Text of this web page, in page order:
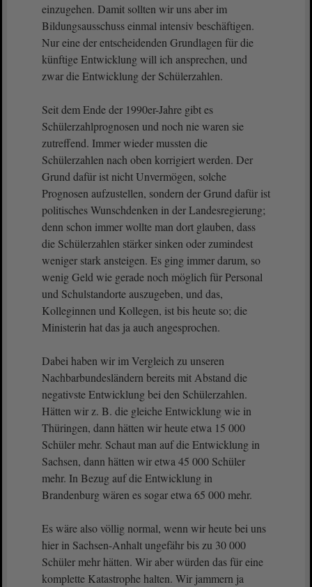
einzugehen. Damit sollten wir uns aber im
Bildungsausschuss einmal intensiv beschäftigen.
Nur eine der entscheidenden Grundlagen für die
künftige Entwicklung will ich ansprechen, und
zwar die Entwicklung der Schülerzahlen.
Seit dem Ende der 1990er-Jahre gibt es
Schülerzahlprognosen und noch nie waren sie
zutreffend. Immer wieder mussten die
Schülerzahlen nach oben korrigiert werden. Der
Grund dafür ist nicht Unvermögen, solche
Prognosen aufzustellen, sondern der Grund dafür ist
politisches Wunschdenken in der Landesregierung;
denn schon immer wollte man dort glauben, dass
die Schülerzahlen stärker sinken oder zumindest
weniger stark ansteigen. Es ging immer darum, so
wenig Geld wie gerade noch möglich für Personal
und Schulstandorte auszugeben, und das,
Kolleginnen und Kollegen, ist bis heute so; die
Ministerin hat das ja auch angesprochen.
Dabei haben wir im Vergleich zu unseren
Nachbarbundesländern bereits mit Abstand die
negativste Entwicklung bei den Schülerzahlen.
Hätten wir z. B. die gleiche Entwicklung wie in
Thüringen, dann hätten wir heute etwa 15 000
Schüler mehr. Schaut man auf die Entwicklung in
Sachsen, dann hätten wir etwa 45 000 Schüler
mehr. In Bezug auf die Entwicklung in
Brandenburg wären es sogar etwa 65 000 mehr.
Es wäre also völlig normal, wenn wir heute bei uns
hier in Sachsen-Anhalt ungefähr bis zu 30 000
Schüler mehr hätten. Wir aber würden das für eine
komplette Katastrophe halten. Wir jammern ja